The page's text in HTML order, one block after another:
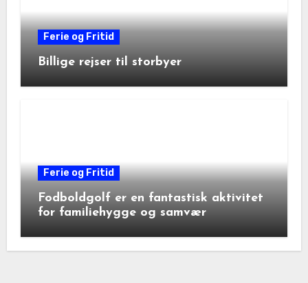
Ferie og Fritid
Billige rejser til storbyer
Ferie og Fritid
Fodboldgolf er en fantastisk aktivitet
for familiehygge og samvær